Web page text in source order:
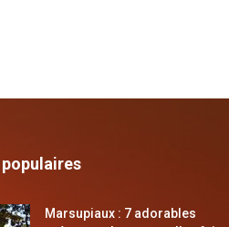
Marsupiaux : 7 adorables